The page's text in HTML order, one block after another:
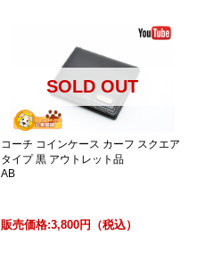
コーチ コインケース カーフ スクエア
タイプ 黒 アウトレット品
AB
販売価格:3,800円 （税込）
SOLD OUT